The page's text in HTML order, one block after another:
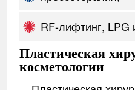
RF-лифтинг, LPG
Пластическая
косметологии